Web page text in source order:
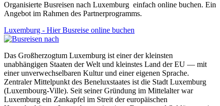
Organisierte Busreisen nach Luxemburg einfach online buchen. Ein
Angebot im Rahmen des Partnerprogramms.
Luxemburg - Hier Busreise online buchen
Das Großherzogtum Luxemburg ist einer der kleinsten
unabhängigen Staaten der Welt und kleinstes Land der EU — mit
einer unverwechselbaren Kultur und einer eigenen Sprache.
Zentraler Mittelpunkt des Beneluxstaates ist die Stadt Luxemburg
(Luxembourg-Ville). Seit seiner Gründung im Mittelalter war
Luxemburg ein Zankapfel im Streit der europäischen